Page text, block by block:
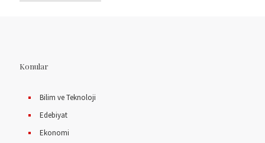
Konular
Bilim ve Teknoloji
Edebiyat
Ekonomi